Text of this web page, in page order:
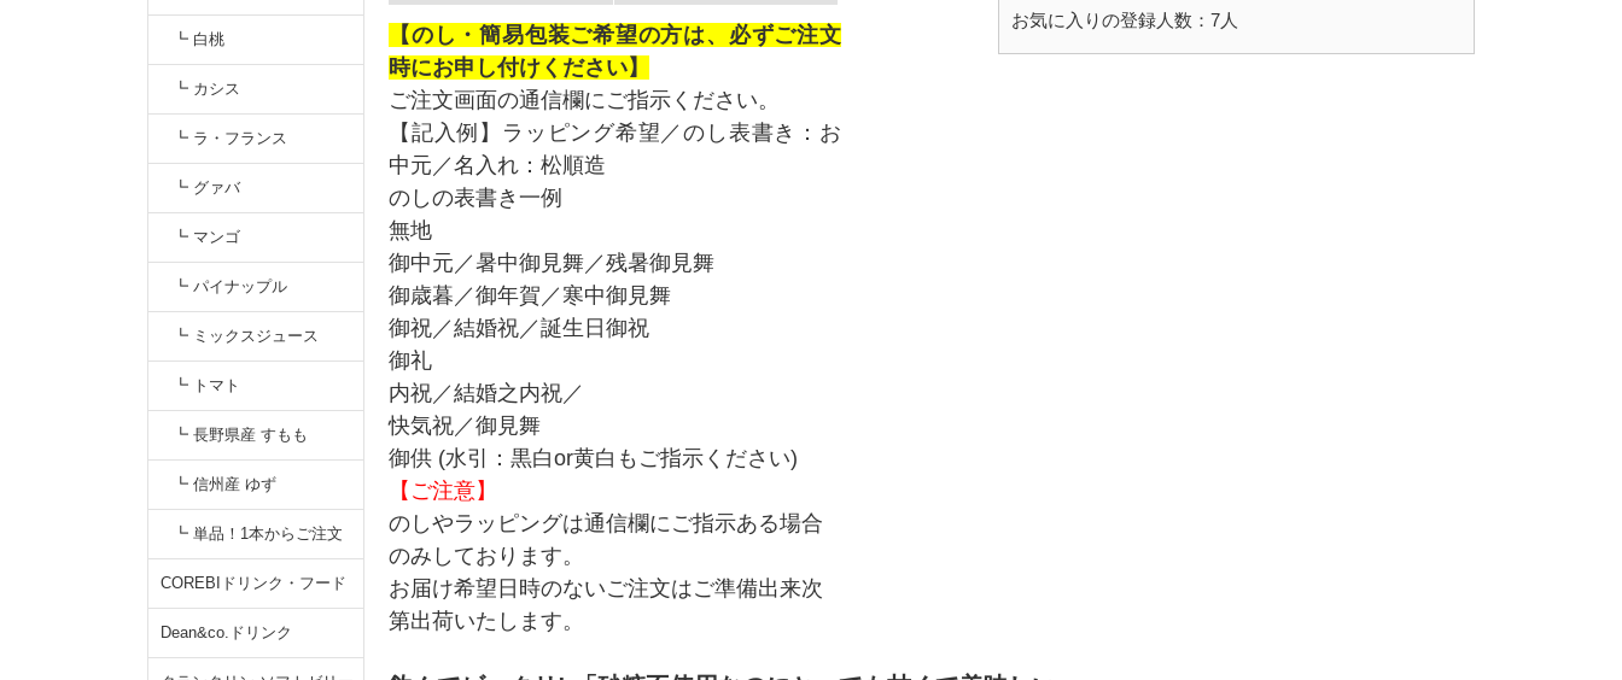
┗ 白桃
┗ カシス
┗ ラ・フランス
┗ グァバ
┗ マンゴ
┗ パイナップル
┗ ミックスジュース
┗ トマト
┗ 長野県産 すもも
┗ 信州産 ゆず
┗ 単品！1本からご注文
COREBIドリンク・フード
Dean&co.ドリンク
【のし・簡易包装ご希望の方は、必ずご注文
時にお申し付けください】
ご注文画面の通信欄にご指示ください。
【記入例】ラッピング希望／のし表書き：お
中元／名入れ：松順造
のしの表書き一例
無地
御中元／暑中御見舞／残暑御見舞
御歳暮／御年賀／寒中御見舞
御祝／結婚祝／誕生日御祝
御礼
内祝／結婚之内祝／
快気祝／御見舞
御供 (水引：黒白or黄白もご指示ください)
【ご注意】
のしやラッピングは通信欄にご指示ある場合
のみしております。
お届け希望日時のないご注文はご準備出来次
第出荷いたします。
お気に入りの登録人数：7人